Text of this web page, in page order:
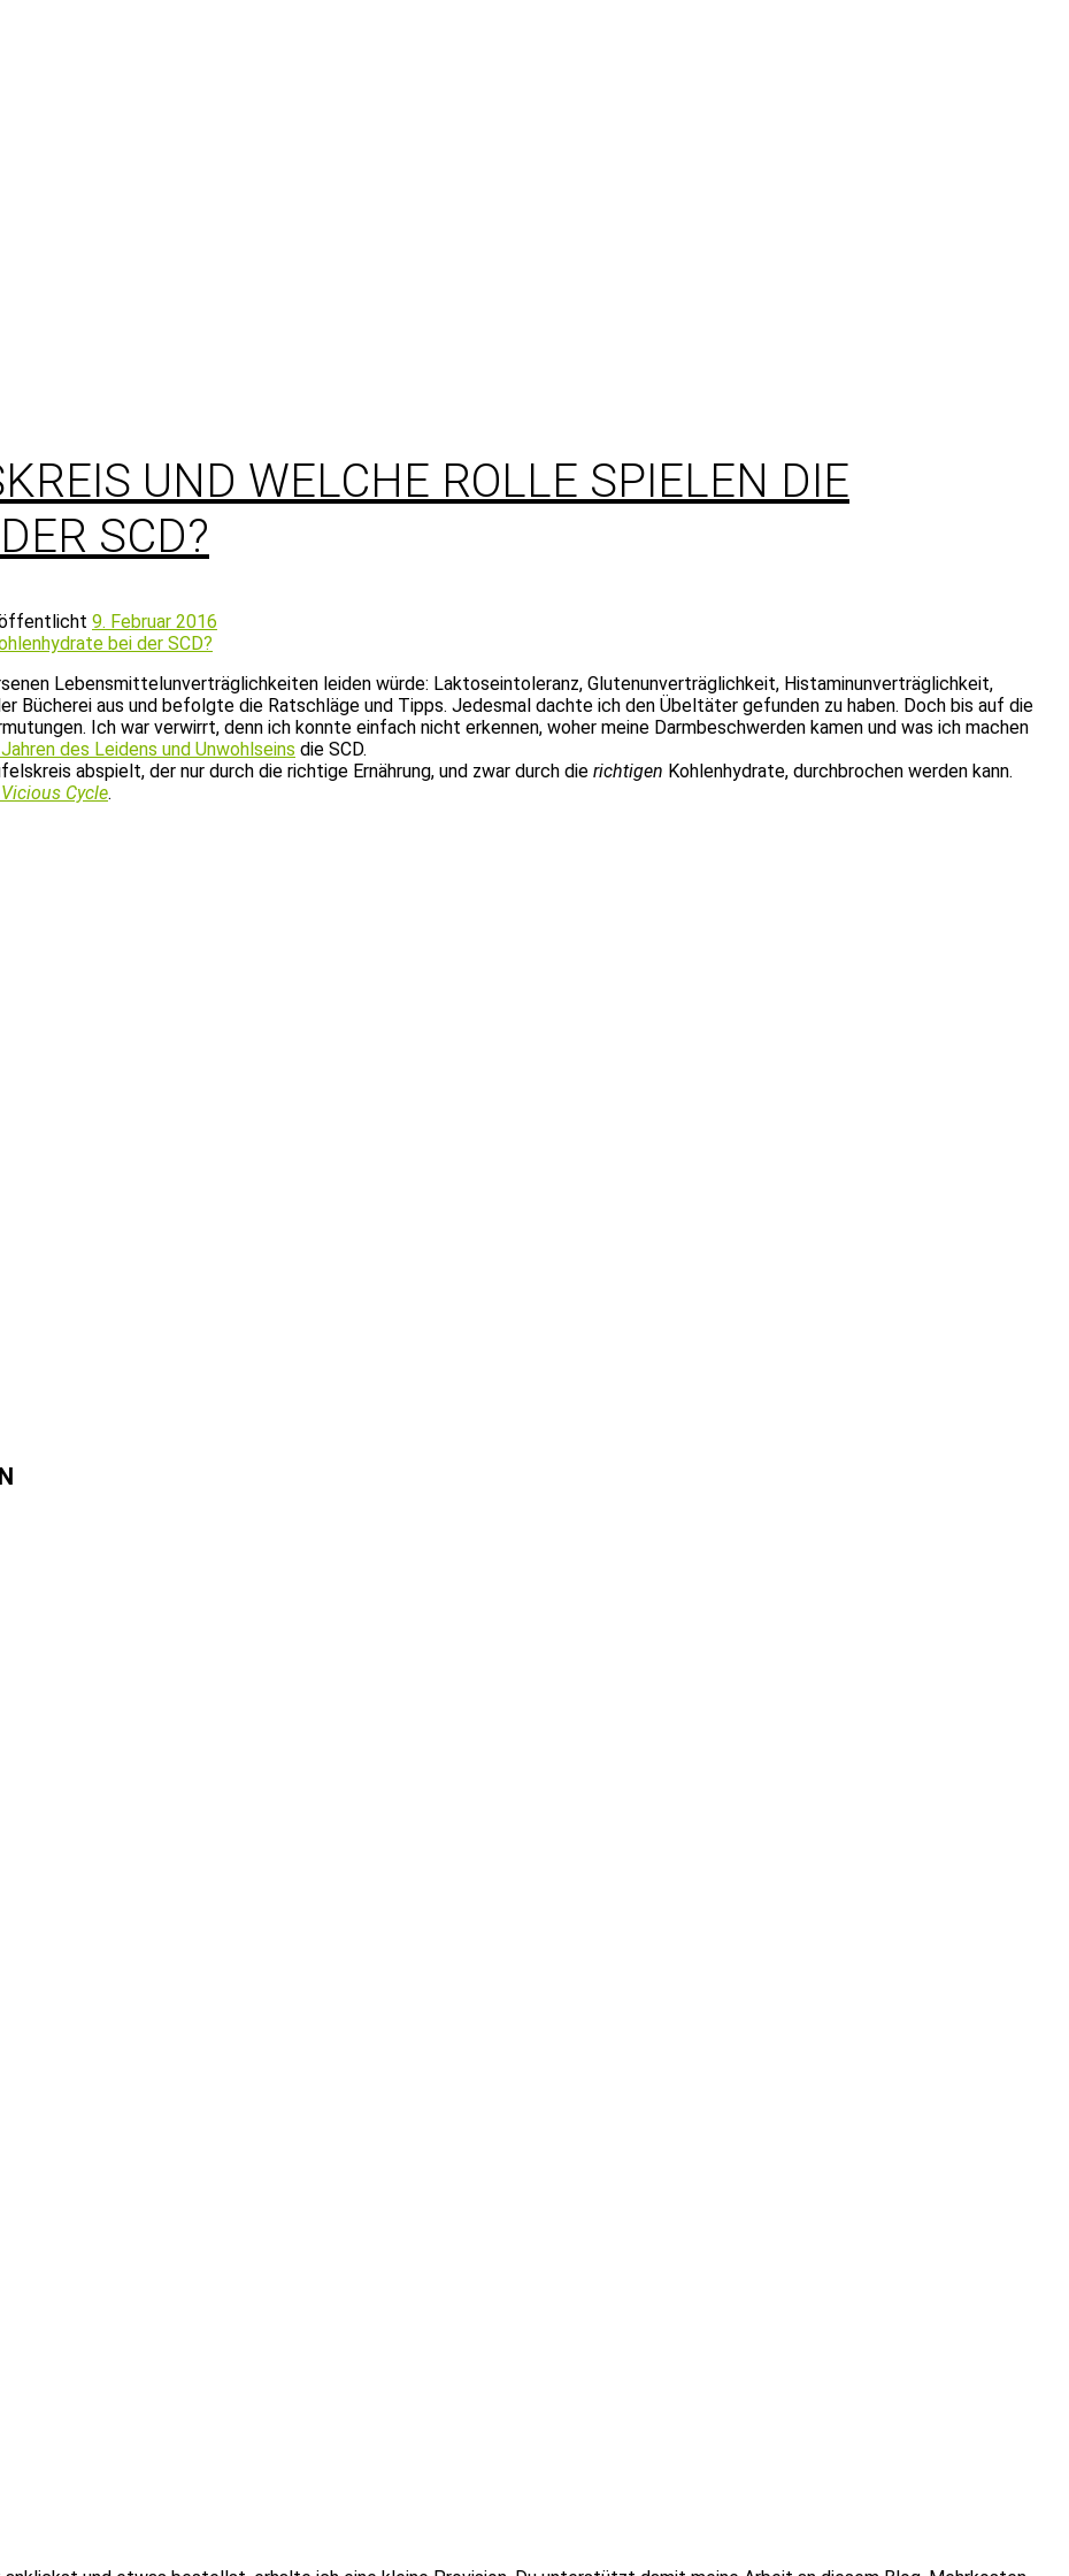
UND WELCHE ROLLE SPIELEN DIE
SCD?
9. Februar 2016
Lebensmittelunverträglichkeiten leiden würde: Laktoseintoleranz, Glutenunverträglichkeit, Histaminunverträglichkeit,
Bücherei aus und befolgte die Ratschläge und Tipps. Jedesmal dachte ich den Übeltäter gefunden zu haben. Doch bis auf die
Ich war verwirrt, denn ich konnte einfach nicht erkennen, woher meine Darmbeschwerden kamen und was ich machen
des Leidens und Unwohlseins die SCD.
abspielt, der nur durch die richtige Ernährung, und zwar durch die richtigen Kohlenhydrate, durchbrochen werden kann.
Cycle.